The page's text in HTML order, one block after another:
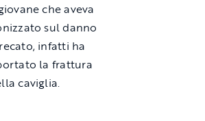
che aveva
sul danno
infatti ha
la frattura
caviglia.